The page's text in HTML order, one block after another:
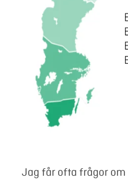
Jag får ofta frågor